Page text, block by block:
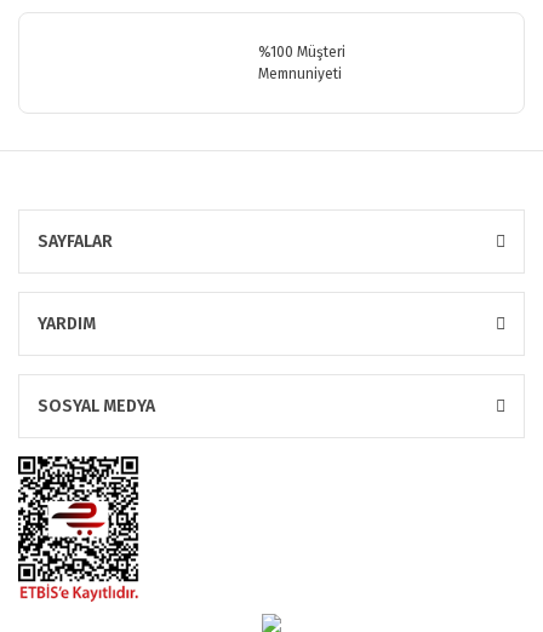
%100 Müşteri
Memnuniyeti
SAYFALAR
YARDIM
SOSYAL MEDYA